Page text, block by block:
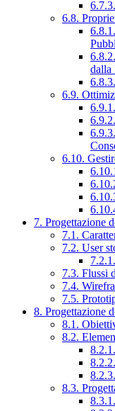
6.8.
dalla
6.9.
6.10.
7. Progettazione
7.1.
7.2. User
7.3. Flussi
7.4.
7.5.
8. Progettazione
8.1.
8.2.
8.3.